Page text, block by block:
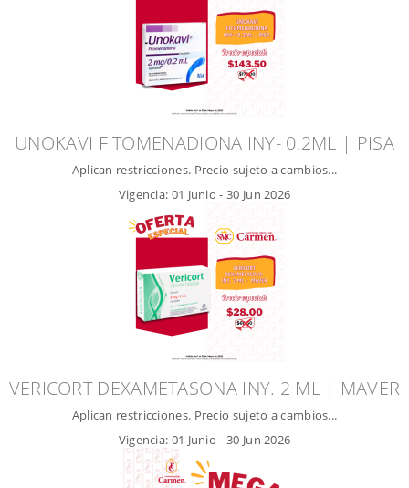
UNOKAVI FITOMENADIONA INY- 0.2ML | PISA
Aplican restricciones. Precio sujeto a cambios...
Vigencia: 01 Junio - 30 Jun 2026
VERICORT DEXAMETASONA INY. 2 ML | MAVER
Aplican restricciones. Precio sujeto a cambios...
Vigencia: 01 Junio - 30 Jun 2026